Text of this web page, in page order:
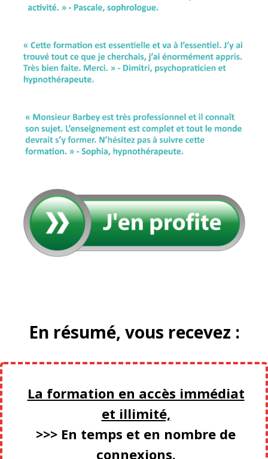
En résumé, vous recevez :
La formation en accès immédiat
et illimité,
>>> En temps et en nombre de
connexions.